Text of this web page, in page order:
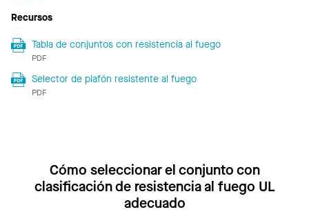
Recursos
Tabla de conjuntos con resistencia al fuego
PDF
Selector de plafón resistente al fuego
PDF
Cómo seleccionar el conjunto con
clasificación de resistencia al fuego UL
adecuado